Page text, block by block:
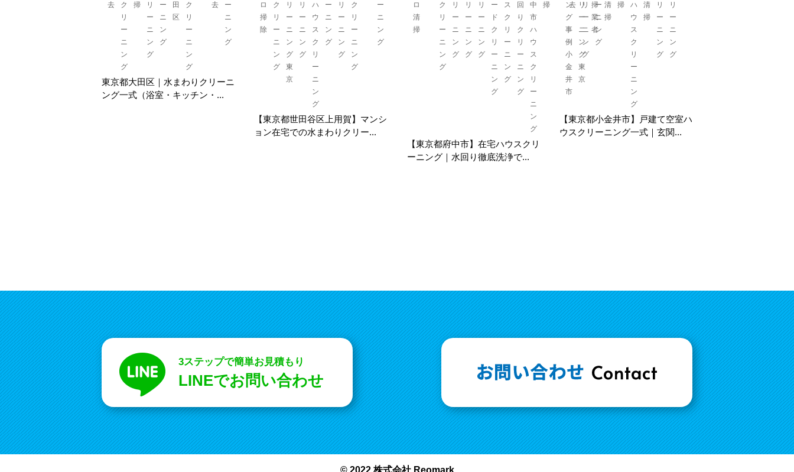
去
ク
リ
ー
ニ
ン
グ
掃
リ
ー
ニ
ン
グ
ー
ニ
ン
グ
田
区
ク
リ
ー
ニ
ン
グ
去
ー
ニ
ン
グ
東京都大田区｜水まわりクリーニ
ング一式（浴室・キッチン・...
ロ
掃
除
ク
リ
ー
ニ
ン
グ
リ
ー
ニ
ン
グ
東
京
リ
ー
ニ
ン
グ
ハ
ウ
ス
ク
リ
ー
ニ
ン
グ
ー
ニ
ン
グ
リ
ー
ニ
ン
グ
ク
リ
ー
ニ
ン
グ
ー
ニ
ン
グ
【東京都世田谷区上用賀】マンシ
ョン在宅での水まわりクリー...
ロ
清
掃
ク
リ
ー
ニ
ン
グ
リ
ー
ニ
ン
グ
リ
ー
ニ
ン
グ
リ
ー
ニ
ン
グ
ー
ド
ク
リ
ー
ニ
ン
グ
ス
ク
リ
ー
ニ
ン
グ
回
り
ク
リ
ー
ニ
ン
グ
中
市
ハ
ウ
ス
ク
リ
ー
ニ
ン
グ
掃
去
リ
ー
ニ
ン
グ
ー
ニ
ン
グ
【東京都府中市】在宅ハウスクリ
ーニング｜水回り徹底洗浄で...
ン
グ
事
例
小
金
井
市
リ
ー
ニ
ン
グ
東
京
掃
業
者
清
掃
掃
ハ
ウ
ス
ク
リ
ー
ニ
ン
グ
清
掃
リ
ー
ニ
ン
グ
リ
ー
ニ
ン
グ
【東京都小金井市】戸建て空室ハ
ウスクリーニング一式｜玄関...
3ステップで簡単お見積もり
LINEでお問い合わせ
© 2022 株式会社 Reomark